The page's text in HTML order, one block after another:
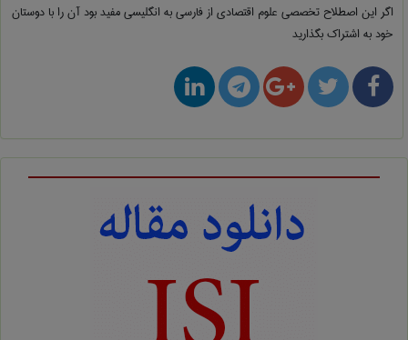
اگر این اصطلاح تخصصی علوم اقتصادی از فارسی به انگلیسیمفید بود آن را با دوستان
خود به اشتراک بگذارید